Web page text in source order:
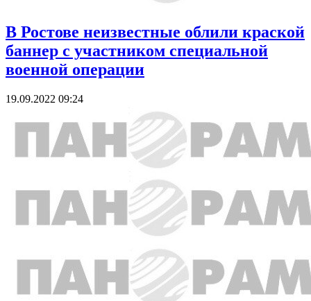
В Ростове неизвестные облили краской
баннер с участником специальной
военной операции
19.09.2022 09:24